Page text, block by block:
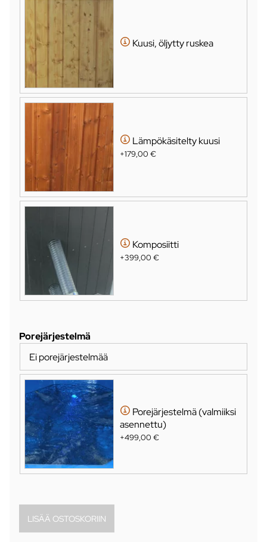
Kuusi, öljytty ruskea
Lämpökäsitelty kuusi
+179,00 €
Komposiitti
+399,00 €
Porejärjestelmä
Ei porejärjestelmää
Porejärjestelmä (valmiiksi
asennettu)
+499,00 €